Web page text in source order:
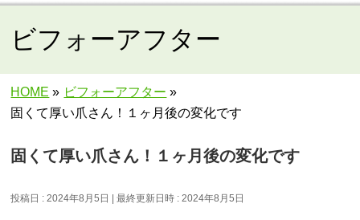
ビフォーアフター
HOME » ビフォーアフター »
固くて厚い爪さん！１ヶ月後の変化です
固くて厚い爪さん！１ヶ月後の変化です
投稿日 : 2024年8月5日 最終更新日時 : 2024年8月5日